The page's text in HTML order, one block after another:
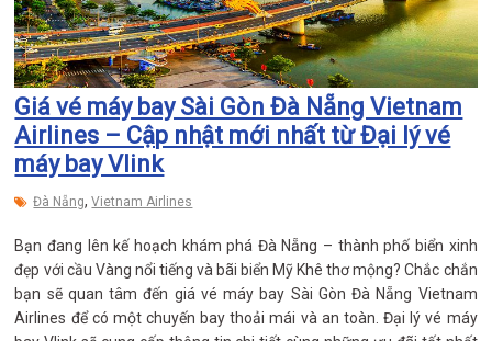
Giá vé máy bay Sài Gòn Đà Nẵng Vietnam
Airlines – Cập nhật mới nhất từ Đại lý vé
máy bay Vlink
Đà Nẵng,Vietnam Airlines
Bạn đang lên kế hoạch khám phá Đà Nẵng – thành phố biển xinh
đẹp với cầu Vàng nổi tiếng và bãi biển Mỹ Khê thơ mộng? Chắc chắn
bạn sẽ quan tâm đến giá vé máy bay Sài Gòn Đà Nẵng Vietnam
Airlines để có một chuyến bay thoải mái và an toàn. Đại lý vé máy